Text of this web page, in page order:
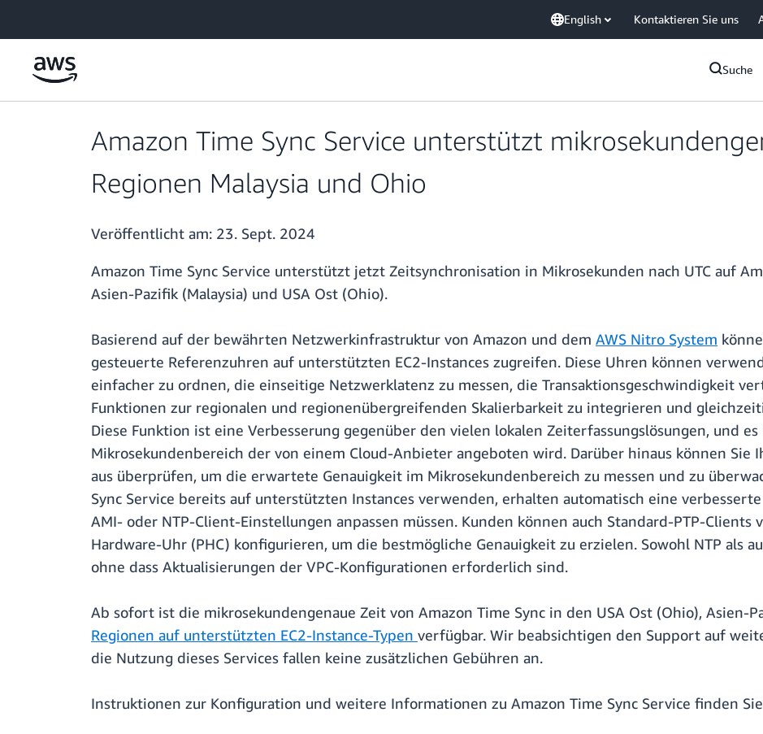
English Kontaktieren Sie uns
Suche
Amazon Time Sync Service unterstützt
Regionen Malaysia und Ohio
Veröffentlicht am: 23. Sept. 2024
Amazon Time Sync Service unterstützt jetzt Zeitsynchronisation in Mikrosekunden nach UTC auf
Asien-Pazifik (Malaysia) und USA Ost (Ohio).
Basierend auf der bewährten Netzwerkinfrastruktur von Amazon und dem AWS Nitro System
gesteuerte Referenzuhren auf unterstützten EC2-Instances zugreifen. Diese Uhren können
einfacher zu ordnen, die einseitige Netzwerklatenz zu messen, die Transaktionsgeschwindigkeit
Funktionen zur regionalen und regionenübergreifenden Skalierbarkeit zu integrieren und
Diese Funktion ist eine Verbesserung gegenüber den vielen lokalen Zeiterfassungslösungen, und
Mikrosekundenbereich der von einem Cloud-Anbieter angeboten wird. Darüber hinaus können Sie
aus überprüfen, um die erwartete Genauigkeit im Mikrosekundenbereich zu messen und zu
Sync Service bereits auf unterstützten Instances verwenden, erhalten automatisch eine
AMI- oder NTP-Client-Einstellungen anpassen müssen. Kunden können auch Standard-PTP-Clients
Hardware-Uhr (PHC) konfigurieren, um die bestmögliche Genauigkeit zu erzielen. Sowohl NTP als
ohne dass Aktualisierungen der VPC-Konfigurationen erforderlich sind.
Ab sofort ist die mikrosekundengenaue Zeit von Amazon Time Sync in den USA Ost (Ohio), Asien-
Regionen auf unterstützten EC2-Instance-Typen verfügbar. Wir beabsichtigen den Support auf
die Nutzung dieses Services fallen keine zusätzlichen Gebühren an.
Instruktionen zur Konfiguration und weitere Informationen zu Amazon Time Sync Service finden